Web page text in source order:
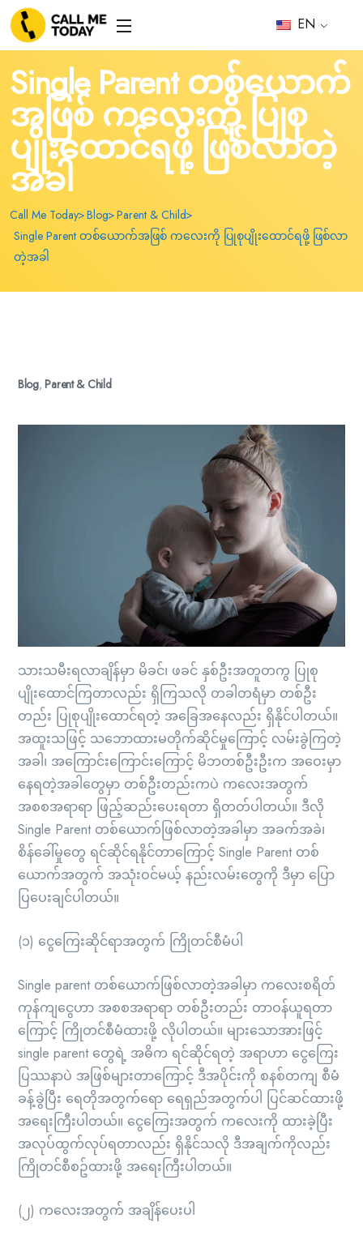
EN
Single Parent တစ်ယောက်
အဖြစ် ကလေးကို ပြုစု
ပျိုးထောင်ရဖို့ ဖြစ်လာတဲ့
အခါ
Call Me Today Blog Parent & Child
Single Parent တစ်ယောက်အဖြစ် ကလေးကို ပြုစုပျိုးထောင်ရဖို့ ဖြစ်လာ
တဲ့အခါ
Blog,Parent & Child
သားသမီးရလာချိန်မှာ မိခင်၊ ဖခင် နှစ်ဦးအတူတကွ ပြုစု
ပျိုးထောင်ကြတာလည်း ရှိကြသလို တခါတရံမှာ တစ်ဦး
တည်း ပြုစုပျိုးထောင်ရတဲ့ အခြေအနေလည်း ရှိနိုင်ပါတယ်။
အထူးသဖြင့် သဘောထားမတိုက်ဆိုင်မှုကြောင့် လမ်းခွဲကြတဲ့
အခါ၊ အကြောင်းကြောင်းကြောင့် မိဘတစ်ဦးဦးက အဝေးမှာ
နေရတဲ့အခါတွေမှာ တစ်ဦးတည်းကပဲ ကလေးအတွက်
အစစအရာရာ ဖြည့်ဆည်းပေးရတာ ရှိတတ်ပါတယ်။ ဒီလို
Single Parent တစ်ယောက်ဖြစ်လာတဲ့အခါမှာ အခက်အခဲ၊
စိန်ခေါ်မှုတွေ ရင်ဆိုင်ရနိုင်တာကြောင့် Single Parent တစ်
ယောက်အတွက် အသုံးဝင်မယ့် နည်းလမ်းတွေကို ဒီမှာ ပြော
ပြပေးချင်ပါတယ်။
(၁) ငွေကြေးဆိုင်ရာအတွက် ကြိုတင်စီမံပါ
Single parent တစ်ယောက်ဖြစ်လာတဲ့အခါမှာ ကလေးစရိတ်
ကုန်ကျငွေဟာ အစစအရာရာ တစ်ဦးတည်း တာဝန်ယူရတာ
ကြောင့် ကြိုတင်စီမံထားဖို့ လိုပါတယ်။ များသောအားဖြင့်
single parent တွေရဲ့ အဓိက ရင်ဆိုင်ရတဲ့ အရာဟာ ငွေကြေး
ပြဿနာပဲ အဖြစ်များတာကြောင့် ဒီအပိုင်းကို စနစ်တကျ စီမံ
ခန့်ခွဲပြီး ရေတိုအတွက်ရော ရေရှည်အတွက်ပါ ပြင်ဆင်ထားဖို့
အရေးကြီးပါတယ်။ ငွေကြေးအတွက် ကလေးကို ထားခဲ့ပြီး
အလုပ်ထွက်လုပ်ရတာလည်း ရှိနိုင်သလို ဒီအချက်ကိုလည်း
ကြိုတင်စီစဥ်ထားဖို့ အရေးကြီးပါတယ်။
(၂) ကလေးအတွက် အချိန်ပေးပါ